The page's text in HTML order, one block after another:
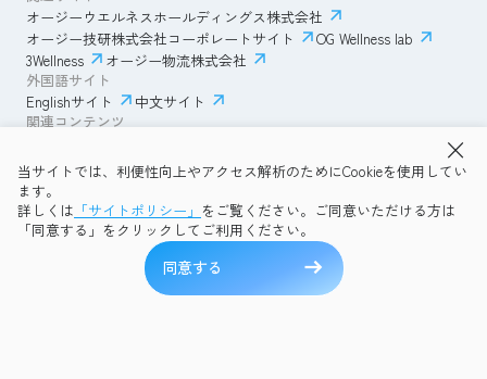
当サイトでは、利便性向上やアクセス解析のためにCookieを使用してい
ます。
詳しくは 「サイトポリシー」 をご覧ください。ご同意いただける方は
「同意する」をクリックしてご利用ください。
同意する
オージーウエルネスホールディングス株式会社
オージー技研株式会社コーポレートサイト
OG Wellness lab
3Wellness
オージー物流株式会社
外国語サイト
Englishサイト
中文サイト
関連コンテンツ
透明性ガイドライン
プライバシーポリシー
OG Wellness会員規約
コミュニティガイドライン
サイトマップ
Copyright © 2026 OG Wellness Co., Ltd. All rights reserved.